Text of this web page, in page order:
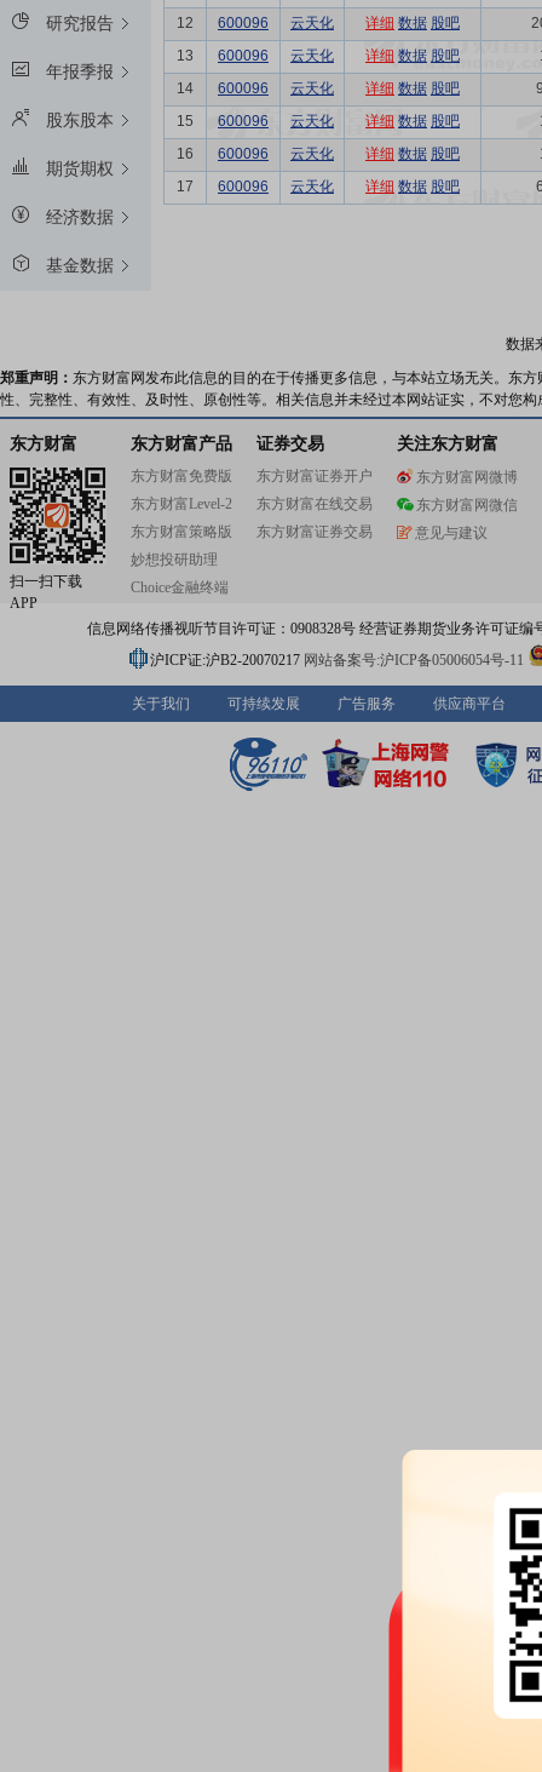
研究报告
年报季报
股东股本
期货期权
经济数据
基金数据
12
600096 云天化 详细 数据 股吧
13
600096 云天化 详细 数据 股吧
14
600096 云天化 详细 数据 股吧
15
600096 云天化 详细 数据 股吧
16
600096 云天化 详细 数据 股吧
17
600096 云天化 详细 数据 股吧
数据
郑重声明： 东方财富网发布此信息的目的在于传播更多信息，与本站立场无关。东
性、完整性、有效性、及时性、原创性等。相关信息并未经过本网站证实，不对您
东方财富
扫一扫下载
APP
东方财富产品
东方财富免费版
东方财富Level-2
东方财富策略版
妙想投研助理
Choice金融终端
证券交易
东方财富证券开户
东方财富在线交易
东方财富证券交易
关注东方财富
东方财富网微博
东方财富网微信
意见与建议
信息网络传播视听节目许可证：0908328号 经营证券期货业务许可证编
沪ICP证:沪B2-20070217 网站备案号:沪ICP备05006054号-11
关于我们 可持续发展 广告服务 供应商平台